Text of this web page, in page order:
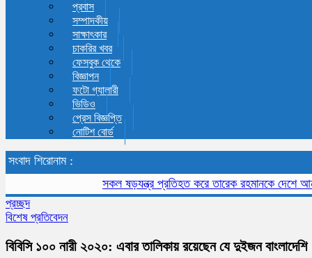
প্রবাস
সম্পাদকীয়
সাক্ষাৎকার
চাকরির খবর
ফেসবুক থেকে
বিজ্ঞাপন
ফটো গ্যালারী
ভিডিও
প্রেস বিজ্ঞপ্তি
নোটিশ বোর্ড
সংবাদ শিরোনাম :
সকল ষড়যন্ত্র প্রতিহত করে তারেক রহমানকে দেশে আনতে
প্রচ্ছদ
বিশেষ প্রতিবেদন
বিবিসি ১০০ নারী ২০২০: এবার তালিকায় রয়েছেন যে দুইজন বাংলাদেশি